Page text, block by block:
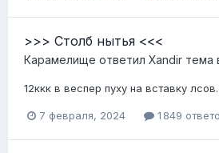
>>> Столб нытья <<<
Карамелище ответил Xandir тема
12ккк в веспер пуху на вставку
7 февраля, 2024 1 849